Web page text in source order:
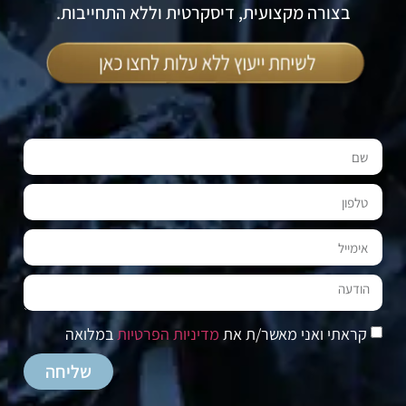
בצורה מקצועית, דיסקרטית וללא התחייבות.
קראתי ואני מאשר/ת את מדיניות הפרטיותבמלואה
שליחה